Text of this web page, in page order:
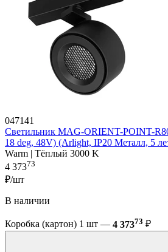
047141
Светильник MAG-ORIENT-POINT-
18 deg, 48V) (Arlight, IP20 Металл, 5
Warm | Тёплый 3000 K
4 37373
₽/шт
В наличии
Коробка (картон) 1 шт — 4 37373 ₽